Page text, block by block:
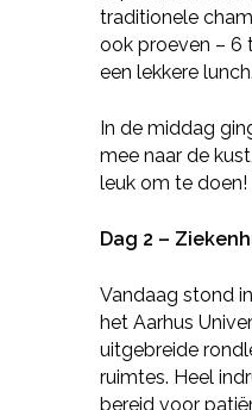
traditionele
ook proeven – 6
een lekkere lunch.
In de middag
mee naar de
leuk om te doen!
Dag 2 –
Vandaag stond
het Aarhus
uitgebreide
ruimtes. Heel
bereid voor